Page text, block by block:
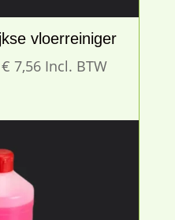
vloerreiniger
€ 7,56Incl. BTW